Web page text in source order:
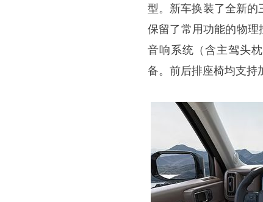
型。新车换装了全新的
保留了常用功能的物理
音响系统（含主驾头
备。前后排座椅均支持